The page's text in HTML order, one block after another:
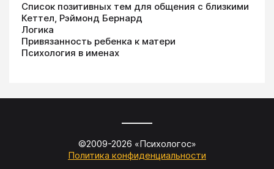
Список позитивных тем для общения с близкими
Кеттел, Рэймонд Бернард
Логика
Привязанность ребенка к матери
Психология в именах
©2009-2026 «Психологос»
Политика конфиденциальности